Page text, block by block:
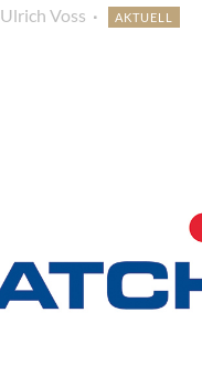
Ulrich Voss AKTUELL